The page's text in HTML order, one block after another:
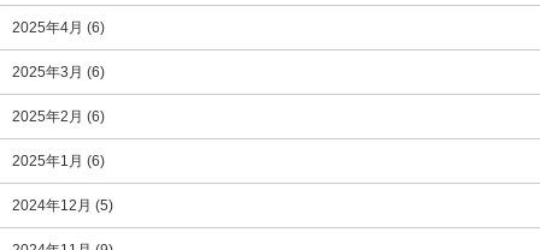
2025年4月 (6)
2025年3月 (6)
2025年2月 (6)
2025年1月 (6)
2024年12月 (5)